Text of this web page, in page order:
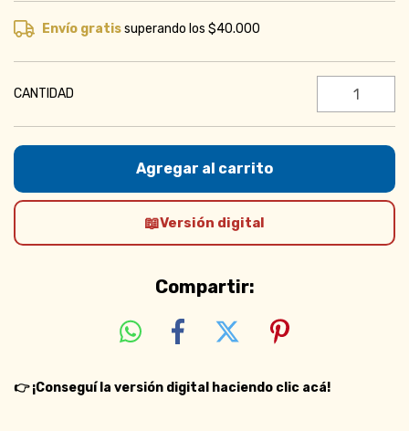
Envío gratissuperando los$40.000
CANTIDAD
Versión digital
Compartir:
👉¡Conseguí la versión digital haciendo clic acá!